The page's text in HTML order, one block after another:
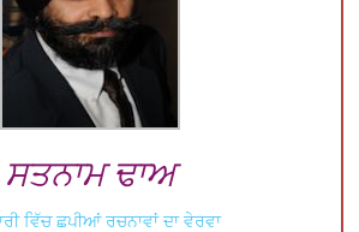
ਸਤਨਾਮ ਢਾਅ
ਵਿੱਚ ਛਪੀਆਂ ਰਚਨਾਵਾਂ ਦਾ ਵੇਰਵਾ